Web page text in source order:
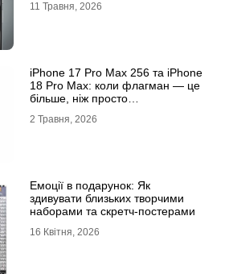
11 Травня, 2026
iРhone 17 Рro Мax 256 та iРhone
18 Рro Мax: коли флагман — це
більше, ніж просто
2 Травня, 2026
Емоції в подарунок: Як
здивувати близьких творчими
наборами та скретч-постерами
16 Квітня, 2026